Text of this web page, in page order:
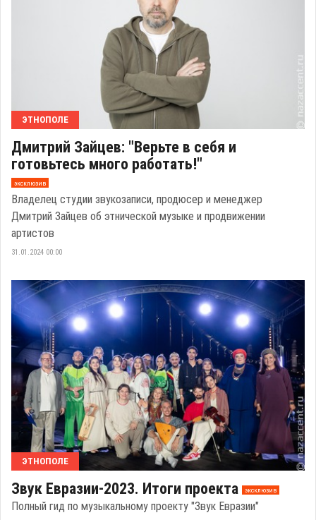
ЭТНОПОЛЕ
Дмитрий Зайцев: "Верьте в себя и
готовьтесь много работать!"
эксклюзив
Владелец студии звукозаписи, продюсер и менеджер
Дмитрий Зайцев об этнической музыке и продвижении
артистов
31.01.2024 00:00
ЭТНОПОЛЕ
Звук Евразии-2023. Итоги проекта эксклюзив
Полный гид по музыкальному проекту "Звук Евразии"